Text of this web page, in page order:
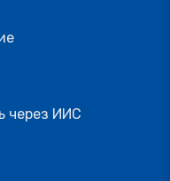
через ИИС